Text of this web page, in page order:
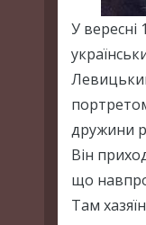
У вересні
дружини
Він
що
Там